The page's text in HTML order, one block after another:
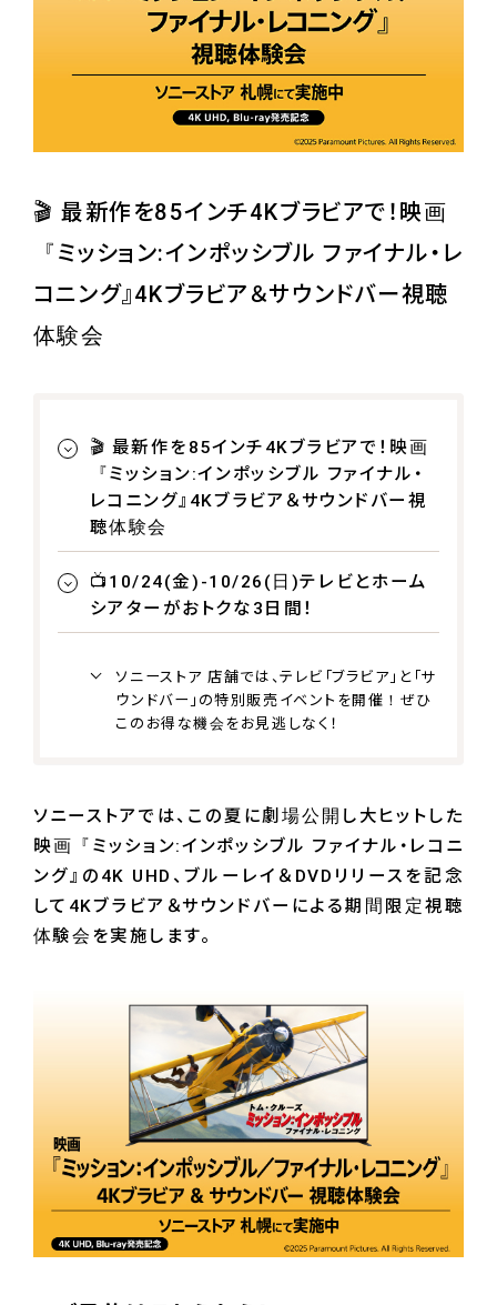
🎬 最新作を85インチ4Kブラビアで！映画
『ミッション:インポッシブル ファイナル・レ
コニング』4Kブラビア＆サウンドバー視聴
体験会
🎬 最新作を85インチ4Kブラビアで！映画
『ミッション:インポッシブル ファイナル・
レコニング』4Kブラビア＆サウンドバー視
聴体験会
📺10/24(金)-10/26(日)テレビとホーム
シアターがおトクな3日間！
ソニーストア 店舗では、テレビ「ブラビア」と「サ
ウンドバー」の特別販売イベントを開催！ぜひ
このお得な機会をお見逃しなく！
ソニーストアでは、この夏に劇場公開し大ヒットした
映画『ミッション:インポッシブル ファイナル・レコニ
ング』の4K UHD、ブルーレイ＆DVDリリースを記念
して4Kブラビア＆サウンドバーによる期間限定視聴
体験会を実施します。